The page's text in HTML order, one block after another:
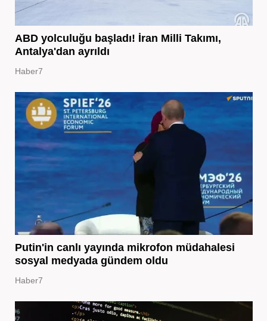
ABD yolculuğu başladı! İran Milli Takımı,
Antalya'dan ayrıldı
Haber7
Putin'in canlı yayında mikrofon müdahalesi
sosyal medyada gündem oldu
Haber7